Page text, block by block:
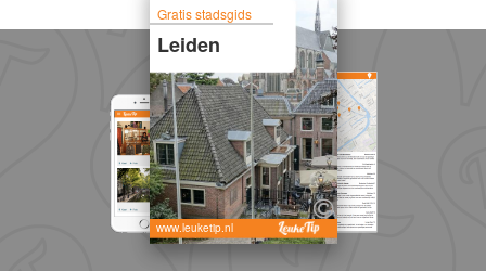
Gratis stadsgids
Leiden
www.leuketip.nl